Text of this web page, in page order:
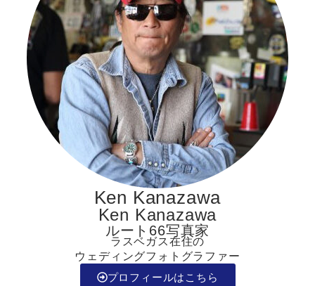
Ken Kanazawa
Ken Kanazawa
ルート66写真家
ラスベガス在住の
ウェディングフォトグラファー
プロフィールはこちら